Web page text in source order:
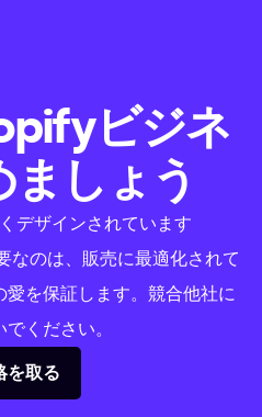
ビジネ
しょう
デザインされています
のは、販売に最適化されて
を保証します。競合他社に
ください。
を取る